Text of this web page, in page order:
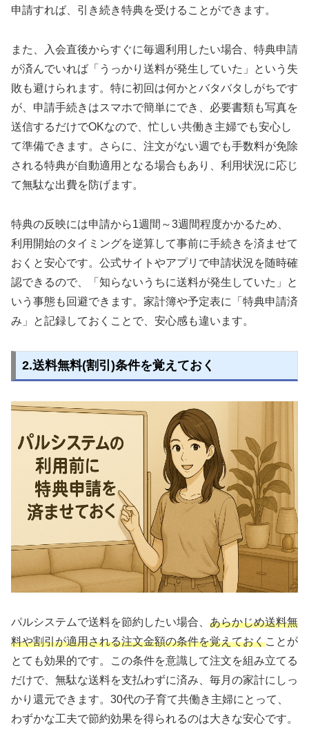
申請すれば、引き続き特典を受けることができます。
また、入会直後からすぐに毎週利用したい場合、特典申請
が済んでいれば「うっかり送料が発生していた」という失
敗も避けられます。特に初回は何かとバタバタしがちです
が、申請手続きはスマホで簡単にでき、必要書類も写真を
送信するだけでOKなので、忙しい共働き主婦でも安心し
て準備できます。さらに、注文がない週でも手数料が免除
される特典が自動適用となる場合もあり、利用状況に応じ
て無駄な出費を防げます。
特典の反映には申請から1週間～3週間程度かかるため、
利用開始のタイミングを逆算して事前に手続きを済ませて
おくと安心です。公式サイトやアプリで申請状況を随時確
認できるので、「知らないうちに送料が発生していた」と
いう事態も回避できます。家計簿や予定表に「特典申請済
み」と記録しておくことで、安心感も違います。
2.送料無料(割引)条件を覚えておく
パルシステムで送料を節約したい場合、 あらかじめ送料無
料や割引が適用される注文金額の条件を覚えておくことが
とても効果的です。この条件を意識して注文を組み立てる
だけで、無駄な送料を支払わずに済み、毎月の家計にしっ
かり還元できます。30代の子育て共働き主婦にとって、
わずかな工夫で節約効果を得られるのは大きな安心です。